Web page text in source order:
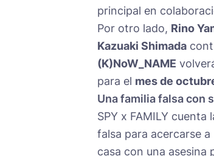
principal en
Por otro lado, Rino
Kazuaki Shimada
(K)NoW_NAME
para el mes de
Una familia falsa con
SPY x FAMILY
falsa para acercarse
casa con una asesina